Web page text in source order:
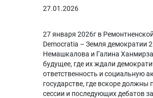
27.01.2026
27 января 2026г в
Democratia – Земля демократии
Немашкалова и Галина
будущее, где их ждали
ответственность и социальную
государстве, где вскоре
сессии и последующих дебатов